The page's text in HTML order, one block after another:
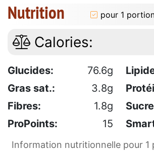
Nutrition pour 1
Calories:
Glucides: 76.6g
Gras sat.:
3.8g
Fibres:
1.8g
ProPoints:
15
Information nutritionnelle pour 1